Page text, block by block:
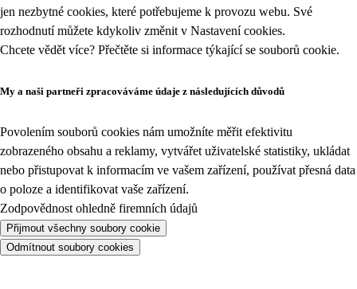
jen nezbytné cookies, které potřebujeme k provozu webu. Své
rozhodnutí můžete kdykoliv změnit v Nastavení cookies.
Chcete vědět více? Přečtěte si informace týkající se souborů cookie.
My a naši partneři zpracováváme údaje z následujících důvodů
Povolením souborů cookies nám umožníte měřit efektivitu
zobrazeného obsahu a reklamy, vytvářet uživatelské statistiky, ukládat
nebo přistupovat k informacím ve vašem zařízení, používat přesná data
o poloze a identifikovat vaše zařízení.
Zodpovědnost ohledně firemních údajů
Přijmout všechny soubory cookie
Odmítnout soubory cookies